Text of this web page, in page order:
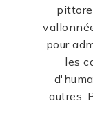
pour
les
autres.